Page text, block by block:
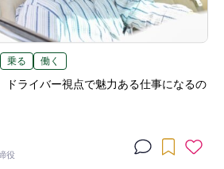
乗る 働く
ドライバー視点で魅力ある仕事になるの
役